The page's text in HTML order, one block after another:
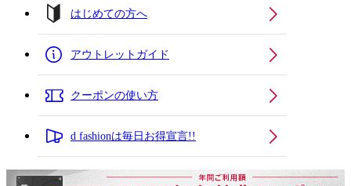
はじめての方へ
アウトレットガイド
クーポンの使い方
d fashionは毎日お得宣言!!